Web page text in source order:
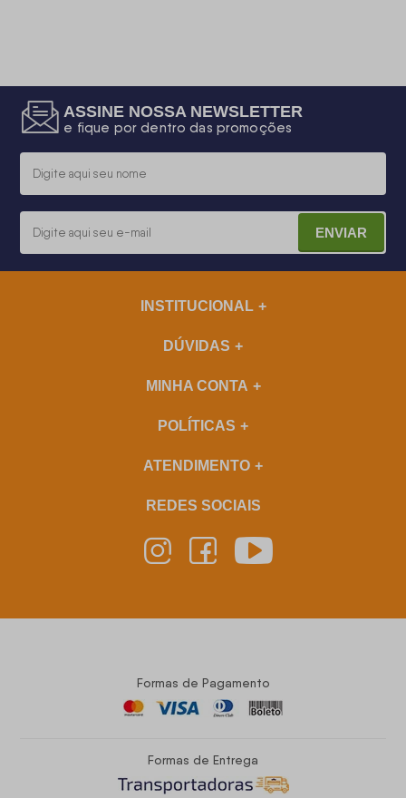
ASSINE NOSSA NEWSLETTER
e fique por dentro das promoções
ENVIAR
INSTITUCIONAL
DÚVIDAS
MINHA CONTA
POLÍTICAS
ATENDIMENTO
REDES SOCIAIS
Formas de Pagamento
Formas de Entrega